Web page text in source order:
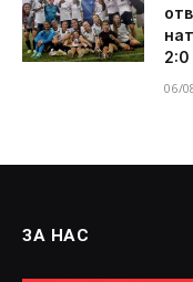
2:0
06/
ЗА НАС